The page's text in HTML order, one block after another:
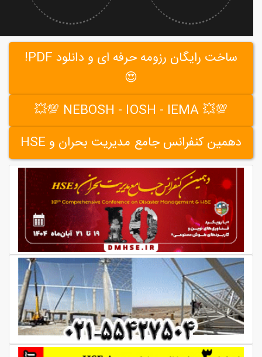
ساخت رایگان رزومه حرفه ای و دانلود PDF!
😍
💯💥 NEBOSH - IOSH - IEMA 💯💥
دهمین کنفرانس جامع مدیریت بحران و HSE